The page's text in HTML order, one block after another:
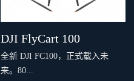
DJI FlyCart 100
全新 DJI FC100，正式载入未
来。80...